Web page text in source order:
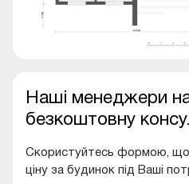
Наші менеджери
безкоштовну
Скористуйтесь формою,
ціну за будинок під Ваші